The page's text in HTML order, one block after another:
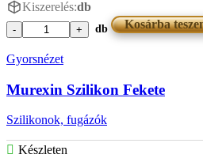
Kiszerelés:db
Murexin
Fehér
db Kosárba
Gyorsnézet
Murexin Szilikon Fekete
Szilikonok, fugázók
Készleten